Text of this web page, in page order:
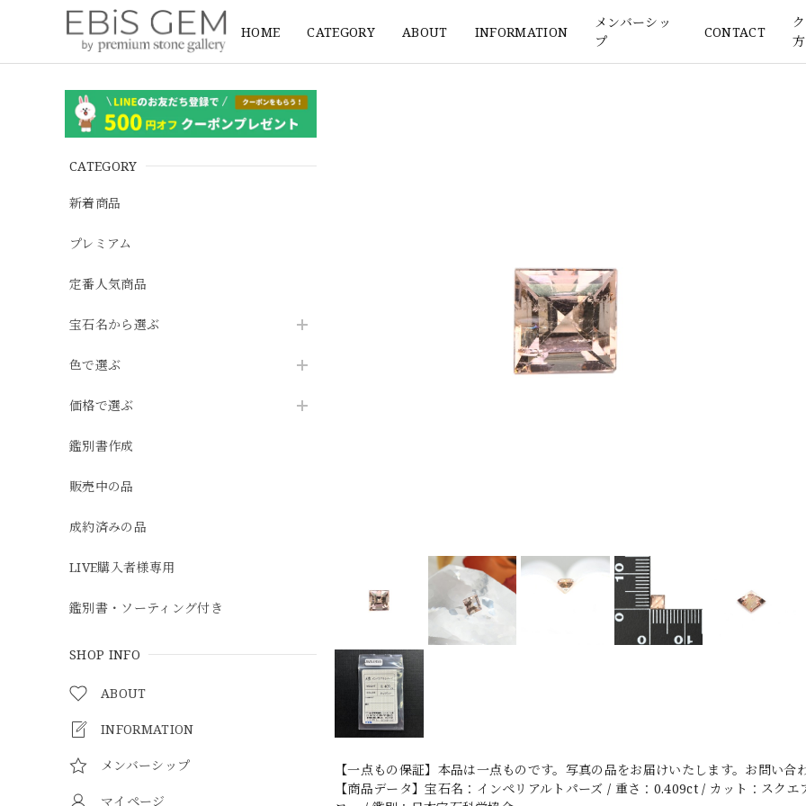
HOME CATEGORY ABOUT INFORMATION
メンバーシッ
プ
CONTACT
方
CATEGORY
新着商品
プレミアム
定番人気商品
宝石名から選ぶ
色で選ぶ
価格で選ぶ
鑑別書作成
販売中の品
成約済みの品
LIVE購入者様専用
鑑別書・ソーティング付き
SHOP INFO
ABOUT
INFORMATION
メンバーシップ
マイページ
【一点もの保証】本品は一点ものです。写真の品をお届けいたします。お問い
【商品データ】宝石名：インペリアルトパーズ / 重さ：0.409ct / カット：スク